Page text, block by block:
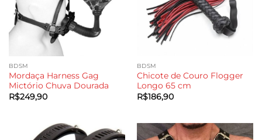
BDSM
Mordaça Harness Gag
Mictório Chuva Dourada
R$249,90
BDSM
Chicote de Couro Flogger
Longo 65 cm
R$186,90